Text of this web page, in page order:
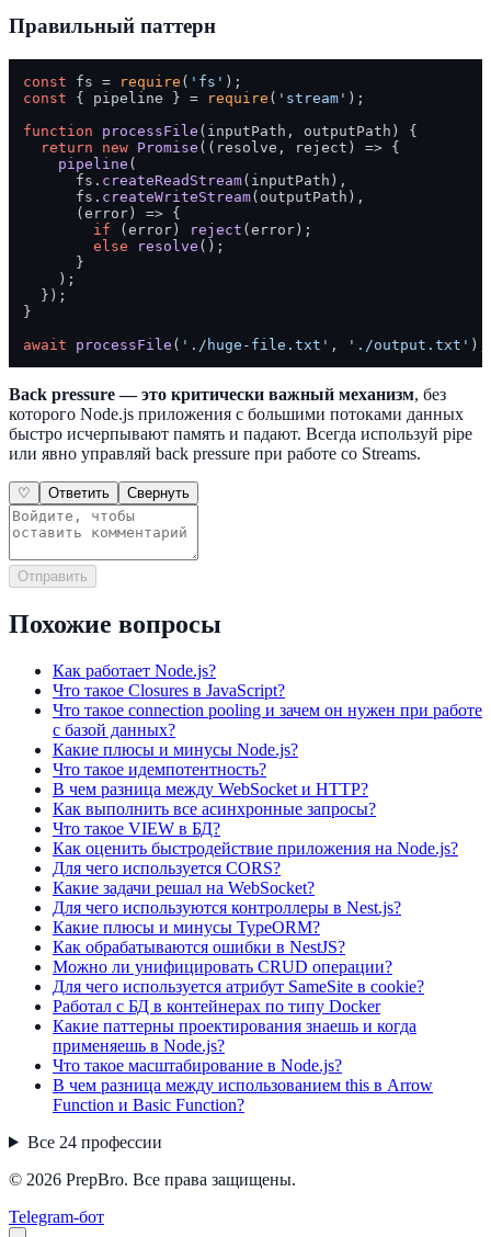
Правильный паттерн
const fs = require ( 'fs'
const { pipeline } = require ( 'stream' );
function
processFile ( inputPath, outputPath ) {
return
new Promise ( ( resolve, reject ) => {
pipeline (
      fs.
createReadStream(inputPath),
      fs.
createWriteStream(outputPath),
( error ) => {
if (error) reject (error);
else
resolve ();
      }
    );
  });
}
await
processFile ( './huge-file.txt' , './output.txt'
Back pressure — это критически важный механизм, без
которого Node.js приложения с большими потоками данных
быстро исчерпывают память и падают. Всегда используй pipe
или явно управляй back pressure при работе со Streams.
♡ Ответить Свернуть
Отправить
Похожие вопросы
Как работает Node.js?
Что такое Closures в JavaScript?
Что такое connection pooling и зачем он нужен при работе
с базой данных?
Какие плюсы и минусы Node.js?
Что такое идемпотентность?
В чем разница между WebSocket и HTTP?
Как выполнить все асинхронные запросы?
Что такое VIEW в БД?
Как оценить быстродействие приложения на Node.js?
Для чего используется CORS?
Какие задачи решал на WebSocket?
Для чего используются контроллеры в Nest.js?
Какие плюсы и минусы TypeORM?
Как обрабатываются ошибки в NestJS?
Можно ли унифицировать CRUD операции?
Для чего используется атрибут SameSite в cookie?
Работал с БД в контейнерах по типу Docker
Какие паттерны проектирования знаешь и когда
применяешь в Node.js?
Что такое масштабирование в Node.js?
В чем разница между использованием this в Arrow
Function и Basic Function?
Все 24 профессии
© 2026 PrepBro. Все права защищены.
Telegram-бот